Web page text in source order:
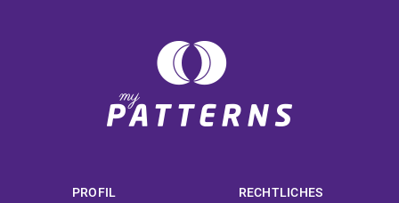
PROFIL RECHTLICHES